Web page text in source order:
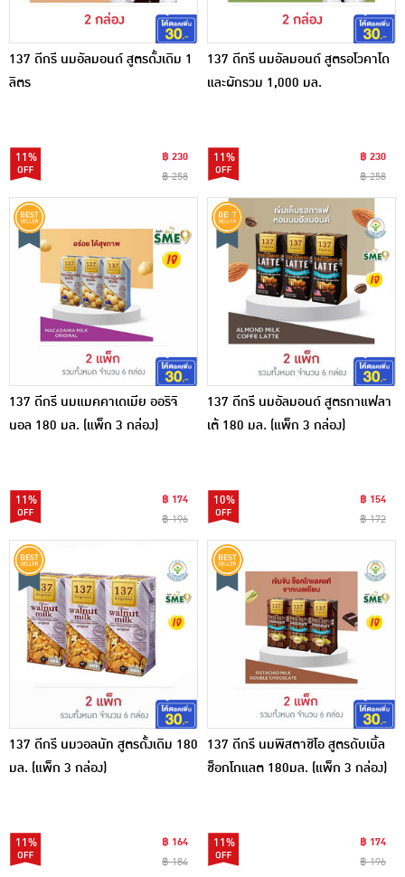
137 ดีกรี นมอัลมอนด์ สูตรดั้งเดิม 1
ลิตร
11%
฿ 230
฿ 258
137 ดีกรี นมอัลมอนด์ สูตรอโวคาโด
และผักรวม 1,000 มล.
11%
฿ 230
฿ 258
137 ดีกรี นมแมคคาเดเมีย ออริจิ
นอล 180 มล. (แพ็ก 3 กล่อง)
11%
฿ 174
฿ 196
137 ดีกรี นมอัลมอนด์ สูตรกาแฟลา
เต้ 180 มล. (แพ็ก 3 กล่อง)
10%
฿ 154
฿ 172
137 ดีกรี นมวอลนัท สูตรดั้งเดิม 180
มล. (แพ็ก 3 กล่อง)
11%
฿ 164
฿ 184
137 ดีกรี นมพิสตาชิโอ สูตรดับเบิ้ล
ช็อกโกแลต 180มล. (แพ็ก 3 กล่อง)
11%
฿ 174
฿ 196